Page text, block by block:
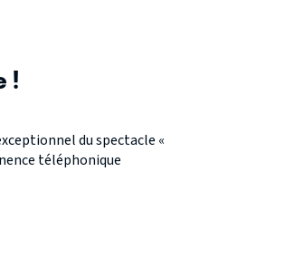
!
du spectacle «
téléphonique